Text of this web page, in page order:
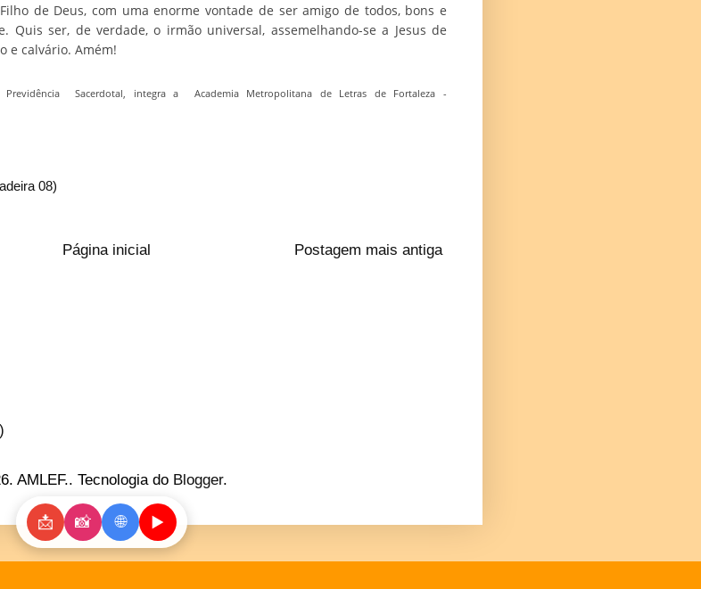
de Deus, com uma enorme vontade de ser amigo de todos, bons e
Quis ser, de verdade, o irmão universal, assemelhando-se a Jesus de
e calvário. Amém!
Sacerdotal, integra a Academia Metropolitana de Letras de Fortaleza -
08)
Postagem mais antiga
Página inicial
AMLEF.. Tecnologia do Blogger.
📩 📸 🌐 ▶️